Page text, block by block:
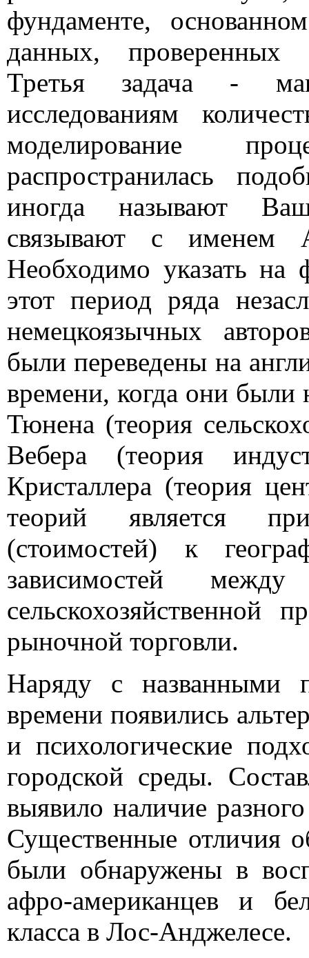
фундаменте,
данных, проверенных
Третья задача -
исследованиям
моделирование
распространилась
иногда называют
связывают с именем
Необходимо указать на
этот период ряда
немецкоязычных
были переведены на
времени, когда они
Тюнена (теория
Вебера (теория
Кристаллера (теория
теорий является
(стоимостей) к
зависимостей
сельскохозяйственной
рыночной торговли.
Наряду с названными
времени появились
и психологические
городской среды.
выявило наличие
Существенные отличия
были обнаружены в
афро-американцев и
класса в Лос-Анджелесе.